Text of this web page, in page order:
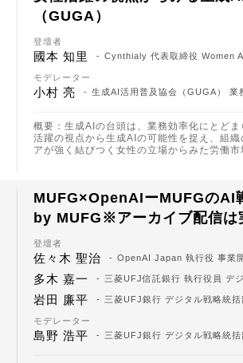
（GUGA）
登壇者
國本 知里 Cynthialy 代表取締役 Women
モデレーター
小村 亮 生成AI活用普及協会（GUGA） 業
概要：生成AIの台頭は、業務効率化にとど
活躍の視点から生成AIの可能性を捉え、組
アが強く結びつく女性の立場からみた労働
MUFG×OpenAIーMUFGのAI
by MUFG※アーカイブ配信は
登壇者
佐々木 聖治 OpenAI Japan 執行役 事業
多木 嘉一 三菱UFJ信託銀行 執行役員 デ
岩田 廉平 三菱UFJ銀行 デジタル戦略統
モデレーター
島野 浩平 三菱UFJ銀行 デジタル戦略統